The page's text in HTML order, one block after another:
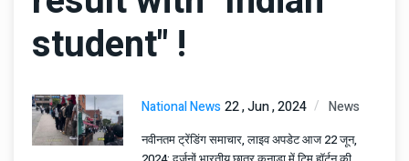
student" !
National News22 , Jun , 2024 News
नवीनतम ट्रेंडिंग समाचार, लाइव अपडेट आज 22 जून,